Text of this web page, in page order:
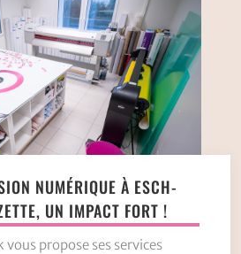
NUMÉRIQUE À ESCH-
UN IMPACT FORT !
vous propose ses services